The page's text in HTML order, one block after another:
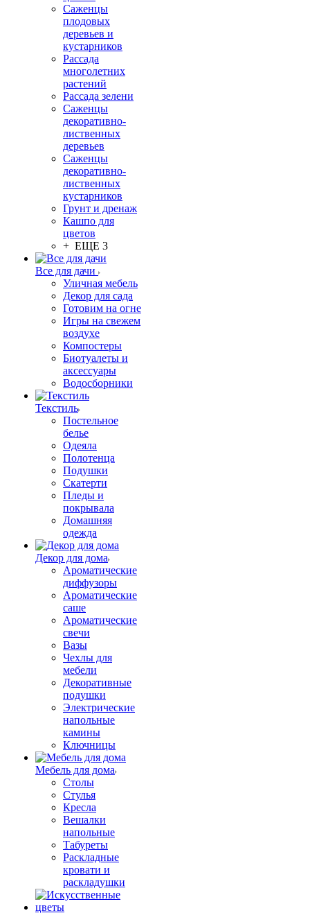
Саженцы
плодовых
деревьев и
кустарников
Рассада
многолетних
растений
Рассада зелени
Саженцы
декоративно-
лиственных
деревьев
Саженцы
декоративно-
лиственных
кустарников
Грунт и дренаж
Кашпо для
цветов
+ ЕЩЕ 3
Все для дачи
Уличная мебель
Декор для сада
Готовим на огне
Игры на свежем
воздухе
Компостеры
Биотуалеты и
аксессуары
Водосборники
Текстиль
Постельное
белье
Одеяла
Полотенца
Подушки
Скатерти
Пледы и
покрывала
Домашняя
одежда
Декор для дома
Ароматические
диффузоры
Ароматические
саше
Ароматические
свечи
Вазы
Чехлы для
мебели
Декоративные
подушки
Электрические
напольные
камины
Ключницы
Мебель для дома
Столы
Стулья
Кресла
Вешалки
напольные
Табуреты
Раскладные
кровати и
раскладушки